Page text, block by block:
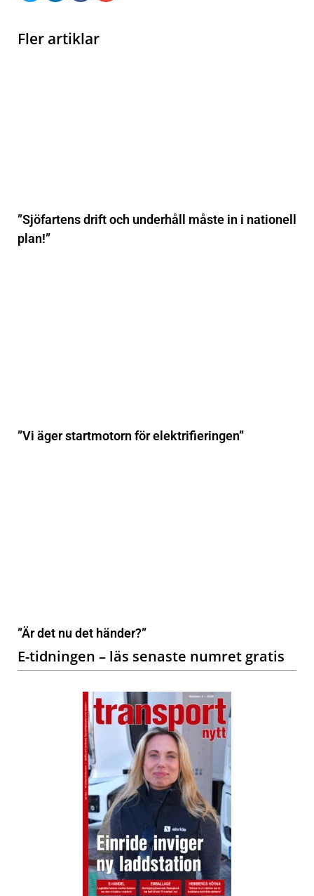
Fler artiklar
”Sjöfartens drift och underhåll måste in i nationell
plan!”
”Vi äger startmotorn för elektrifieringen”
”Är det nu det händer?”
E-tidningen – läs senaste numret gratis